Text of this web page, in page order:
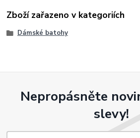
Zboží zařazeno v kategoriích
Dámské batohy
Nepropásněte
slevy!